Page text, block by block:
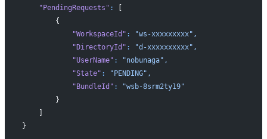
    "PendingRequests"
:
        {
            "WorkspaceId"
:
"ws-xxxxxxxxx",
            "DirectoryId"
:
"d-xxxxxxxxxx",
            "UserName"
:
"nobunaga",
            "State"
:
"PENDING",
            "BundleId"
:
"wsb-8srm2ty19"
        }
}